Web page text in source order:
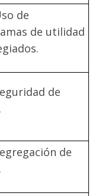
de
de utilidad
de
de